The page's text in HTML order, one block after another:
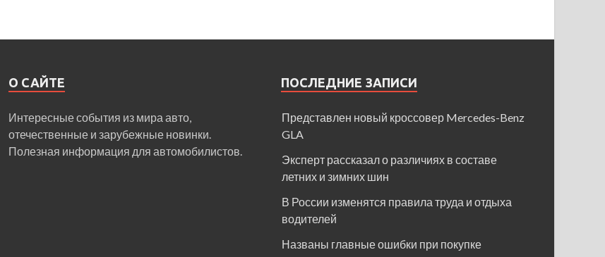
О САЙТЕ
Интересные события из мира авто,
отечественные и зарубежные новинки.
Полезная информация для автомобилистов.
ПОСЛЕДНИЕ ЗАПИСИ
Представлен новый кроссовер Mercedes-Benz
GLA
Эксперт рассказал о различиях в составе
летних и зимних шин
В России изменятся правила труда и отдыха
водителей
Названы главные ошибки при покупке